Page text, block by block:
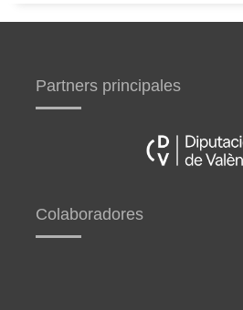
Partners principales
Colaboradores